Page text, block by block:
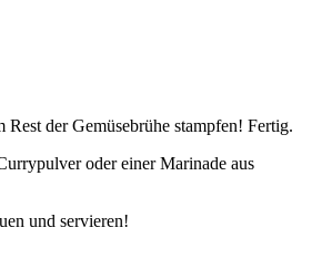
der Gemüsebrühe stampfen! Fertig.
oder einer Marinade aus
und servieren!